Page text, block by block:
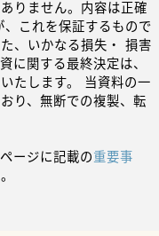
りません。内容は正確
これを保証するもので
、いかなる損失・ 損害
に関する最終決定は、
たします。 当資料の一
り、無断での複製、転
ージに記載の重要事